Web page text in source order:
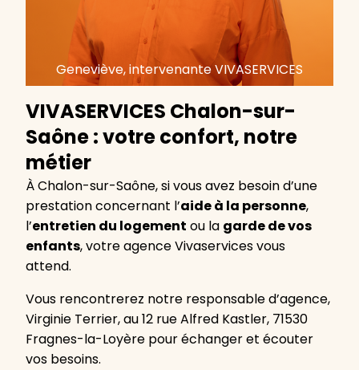
Geneviève, intervenante VIVASERVICES
VIVASERVICES Chalon-sur-
Saône : votre confort, notre
métier
À Chalon-sur-Saône, si vous avez besoin d’une
prestation concernant l’aide à la personne,
l’entretien du logement ou la garde de vos
enfants, votre agence Vivaservices vous
attend.
Vous rencontrerez notre responsable d’agence,
Virginie Terrier, au 12 rue Alfred Kastler, 71530
Fragnes-la-Loyère pour échanger et écouter
vos besoins.